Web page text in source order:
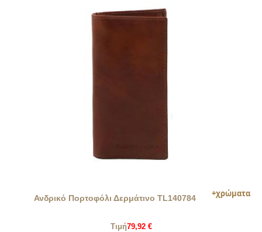
Ανδρικό Πορτοφόλι Δερμάτινο TL140784
Τιμή79,92 €